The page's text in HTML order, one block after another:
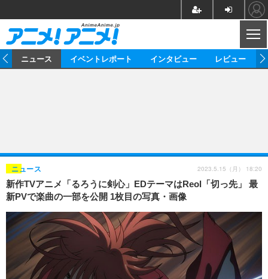
ゲーム グッズ
海外イベント ビジネス
俳優・タレント アーティスト
ビジネス
アニメ 実写
書評 イベント
ゲーム 座談会
動画
アニメ 映画/ドラマ
アニメ！アニメ！TV ABEMA Cafe
連載・コラム
ニュース イベントレポート インタビュー レビュー
新作TVアニメ「るろうに剣心」EDテーマはReol「切っ先」 最
新PVで楽曲の一部を公開 1枚目の写真・画像
ニュース 2023.5.15（月） 18:20